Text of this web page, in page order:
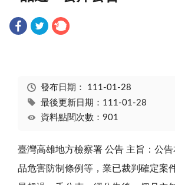
發布日期： 111-01-28
最後更新日期：111-01-28
資料點閱次數：901
臺灣高雄地方檢察署 公告 主旨：公
品危害防制條例等，業已裁判確定案